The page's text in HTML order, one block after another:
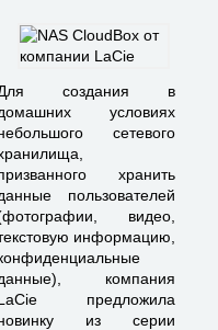
создания в
условиях
сетевого
хранить
пользователей
видео,
информацию,
компания
предложила
из серии